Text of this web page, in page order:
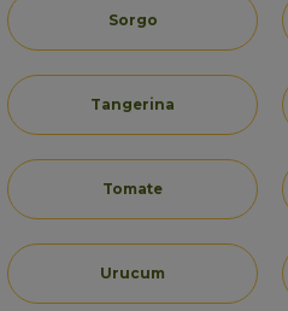
Sorgo
Tangerina
Tomate
Urucum